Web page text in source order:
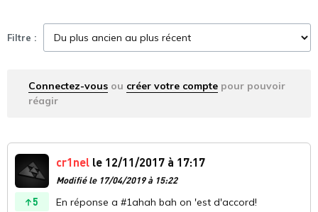
Filtre :
Connectez-vous ou créer votre compte pour pouvoir
réagir
5
cr1nel le 12/11/2017 à 17:17
Modifié le 17/04/2019 à 15:22
En réponse a #1ahah bah on 'est d'accord!